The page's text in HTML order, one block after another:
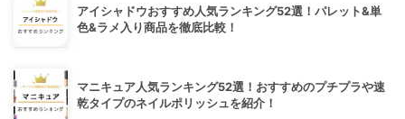
アイシャドウおすすめ人気ランキング52選！パレット&単
色&ラメ入り商品を徹底比較！
マニキュア人気ランキング52選！おすすめのプチプラや速
乾タイプのネイルポリッシュを紹介！